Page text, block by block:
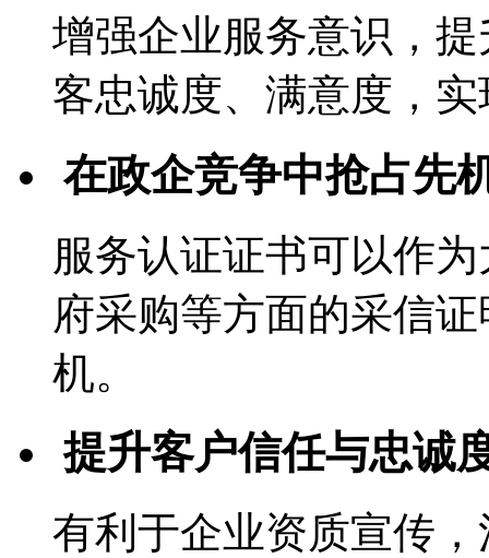
增强企业服务意识，
客忠诚度、满意度，
在政企竞争中抢占先
服务认证证书可以作
府采购等方面的采信
机。
提升客户信任与忠诚
有利于企业资质宣传